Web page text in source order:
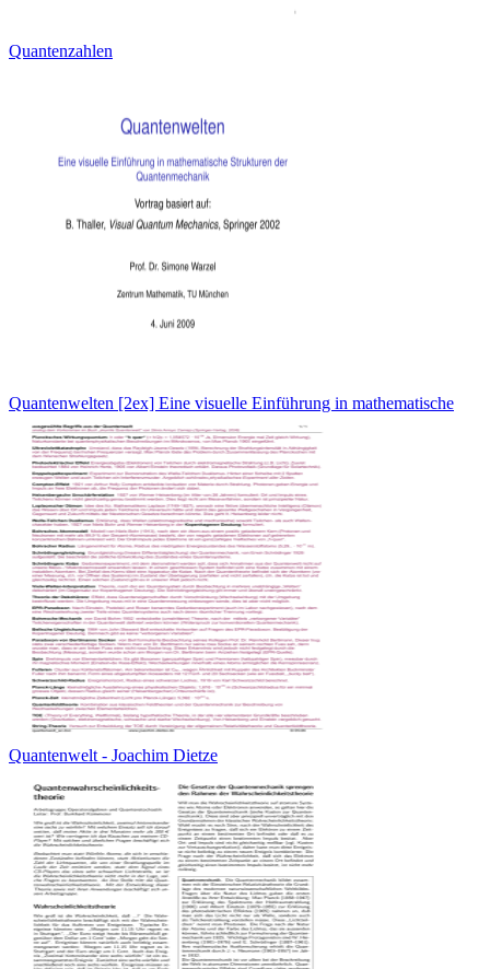
Quantenzahlen
Quantenwelten [2ex] Eine visuelle Einführung in mathematische
Quantenwelt - Joachim Dietze